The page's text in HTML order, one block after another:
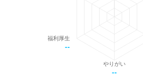
やりがい
--
福利厚生
--